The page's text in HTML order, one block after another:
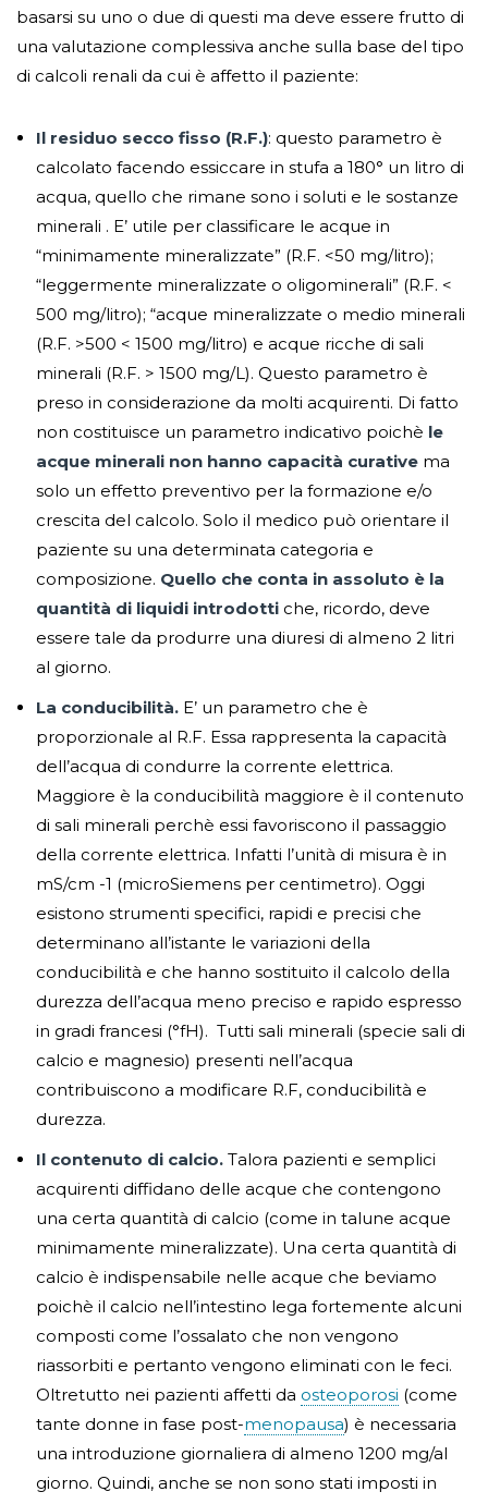
basarsi su uno o due di questi ma deve essere frutto di
una valutazione complessiva anche sulla base del tipo
di calcoli renali da cui è affetto il paziente:
Il residuo secco fisso (R.F.): questo parametro è
calcolato facendo essiccare in stufa a 180° un litro di
acqua, quello che rimane sono i soluti e le sostanze
minerali . E’ utile per classificare le acque in
“minimamente mineralizzate” (R.F. <50 mg/litro);
“leggermente mineralizzate o oligominerali” (R.F. <
500 mg/litro); “acque mineralizzate o medio minerali
(R.F. >500 < 1500 mg/litro) e acque ricche di sali
minerali (R.F. > 1500 mg/L). Questo parametro è
preso in considerazione da molti acquirenti. Di fatto
non costituisce un parametro indicativo poichè le
acque minerali non hanno capacità curative ma
solo un effetto preventivo per la formazione e/o
crescita del calcolo. Solo il medico può orientare il
paziente su una determinata categoria e
composizione. Quello che conta in assoluto è la
quantità di liquidi introdotti che, ricordo, deve
essere tale da produrre una diuresi di almeno 2 litri
al giorno.
La conducibilità. E’ un parametro che è
proporzionale al R.F. Essa rappresenta la capacità
dell’acqua di condurre la corrente elettrica.
Maggiore è la conducibilità maggiore è il contenuto
di sali minerali perchè essi favoriscono il passaggio
della corrente elettrica. Infatti l’unità di misura è in
mS/cm -1 (microSiemens per centimetro). Oggi
esistono strumenti specifici, rapidi e precisi che
determinano all’istante le variazioni della
conducibilità e che hanno sostituito il calcolo della
durezza dell’acqua meno preciso e rapido espresso
in gradi francesi (°fH). Tutti sali minerali (specie sali di
calcio e magnesio) presenti nell’acqua
contribuiscono a modificare R.F, conducibilità e
durezza.
Il contenuto di calcio. Talora pazienti e semplici
acquirenti diffidano delle acque che contengono
una certa quantità di calcio (come in talune acque
minimamente mineralizzate). Una certa quantità di
calcio è indispensabile nelle acque che beviamo
poichè il calcio nell’intestino lega fortemente alcuni
composti come l’ossalato che non vengono
riassorbiti e pertanto vengono eliminati con le feci.
Oltretutto nei pazienti affetti da osteoporosi (come
tante donne in fase post-menopausa) è necessaria
una introduzione giornaliera di almeno 1200 mg/al
giorno. Quindi, anche se non sono stati imposti in